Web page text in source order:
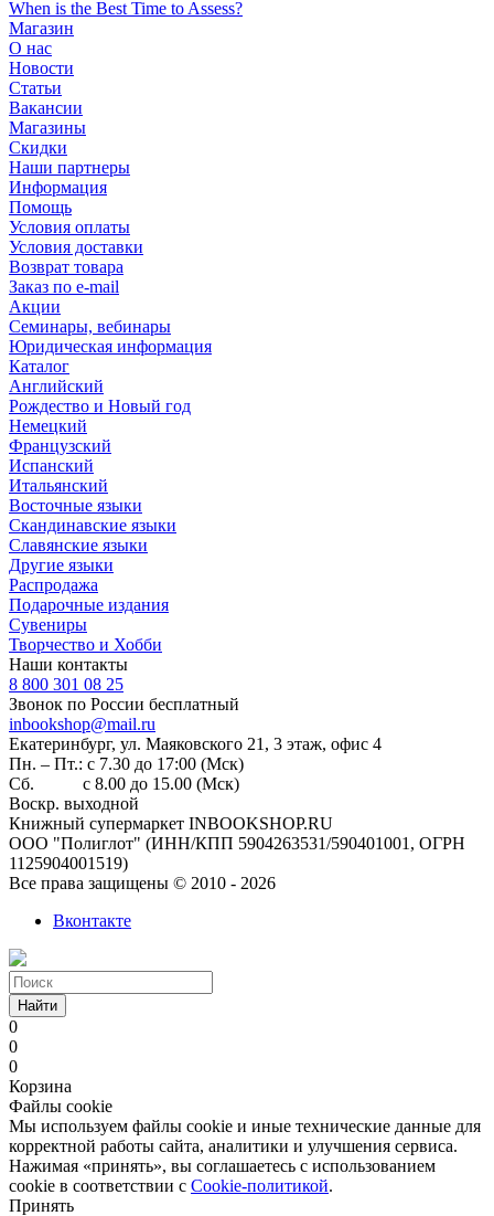
When is the Best Time to Assess?
Магазин
О нас
Новости
Статьи
Вакансии
Магазины
Скидки
Наши партнеры
Информация
Помощь
Условия оплаты
Условия доставки
Возврат товара
Заказ по e-mail
Акции
Семинары, вебинары
Юридическая информация
Каталог
Английский
Рождество и Новый год
Немецкий
Французский
Испанский
Итальянский
Восточные языки
Скандинавские языки
Славянские языки
Другие языки
Распродажа
Подарочные издания
Сувениры
Творчество и Хобби
Наши контакты
8 800 301 08 25
Звонок по России бесплатный
inbookshop@mail.ru
Екатеринбург, ул. Маяковского 21, 3 этаж, офис 4
Пн. – Пт.: с 7.30 до 17:00 (Мск)
Сб. с 8.00 до 15.00 (Мск)
Воскр. выходной
Книжный супермаркет INBOOKSHOP.RU
ООО "Полиглот" (ИНН/КПП 5904263531/590401001, ОГРН
1125904001519)
Все права защищены © 2010 - 2026
Вконтакте
Найти
0
0
0
Корзина
Файлы cookie
Мы используем файлы cookie и иные технические данные для
корректной работы сайта, аналитики и улучшения сервиса.
Нажимая «принять», вы соглашаетесь с использованием
cookie в соответствии с Cookie-политикой.
Принять